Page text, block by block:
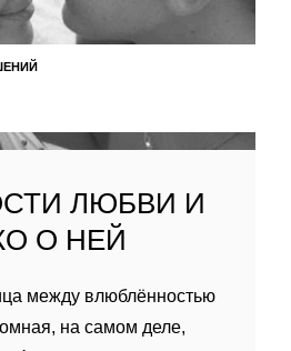
ЛЮБВИ И
О НЕЙ
между влюблённостью
на самом деле,